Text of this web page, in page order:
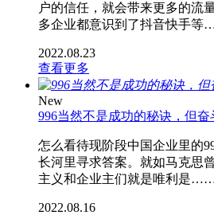
户的信任，就会带来更多的流
多企业都意识到了抖音快手
2022.08.23
查看更多
New
996当然不是成功的秘诀，但奋
怎么看待现阶段中国企业里的
长河里寻求答案。就如马克思
主义和企业主们就是唯利是
2022.08.16